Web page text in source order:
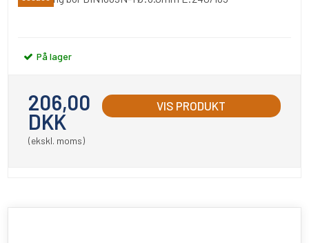
På lager
206,00
DKK
(ekskl. moms)
VIS PRODUKT